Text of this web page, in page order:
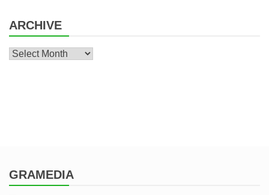
ARCHIVE
Archive
GRAMEDIA